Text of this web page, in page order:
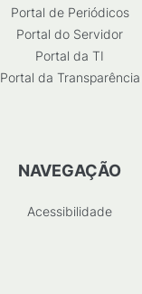
Portal de Periódicos
Portal do Servidor
Portal da TI
Portal da Transparência
NAVEGAÇÃO
Acessibilidade